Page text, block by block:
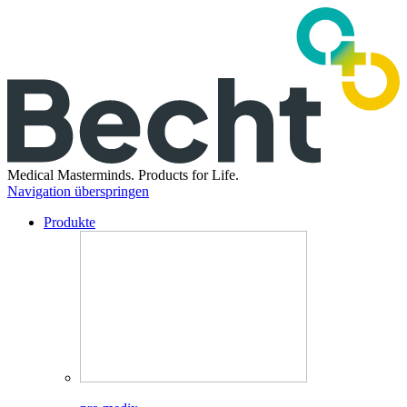
Medical Masterminds. Products for Life.
Navigation überspringen
Produkte